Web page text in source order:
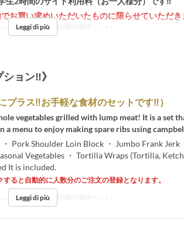
お買い求めいただいたものに限らせていただき
Tè, Cena Limite di ordini 1 ~ 14
Leggi di più
ョン‼》
プラス‼お手軽な食材のセットです‼）
vegetables grilled with lump meat! It is a set
menu to enjoy making spare ribs using
Pork Shoulder Loin Block ・ Jumbo Frank Jerk
Vegetables ・ Tortilla Wraps (Tortilla,
It is included.
すると自動的に人数分のご注文の登録となります。
Tè, Cena Limite di ordini 2 ~ 14
Leggi di più